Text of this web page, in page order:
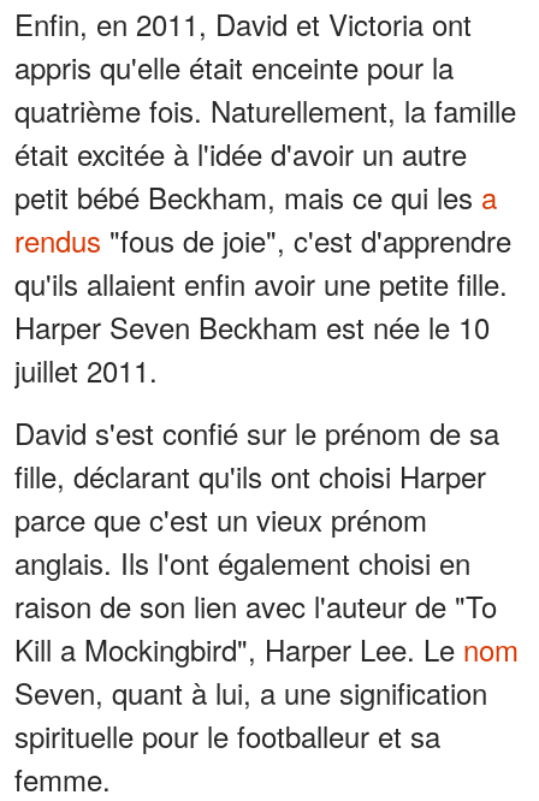
Enfin, en 2011, David et Victoria ont
appris qu'elle était enceinte pour la
quatrième fois. Naturellement, la famille
était excitée à l'idée d'avoir un autre
petit bébé Beckham, mais ce qui les a
rendus "fous de joie", c'est d'apprendre
qu'ils allaient enfin avoir une petite fille.
Harper Seven Beckham est née le 10
juillet 2011.
David s'est confié sur le prénom de sa
fille, déclarant qu'ils ont choisi Harper
parce que c'est un vieux prénom
anglais. Ils l'ont également choisi en
raison de son lien avec l'auteur de "To
Kill a Mockingbird", Harper Lee. Le nom
Seven, quant à lui, a une signification
spirituelle pour le footballeur et sa
femme.